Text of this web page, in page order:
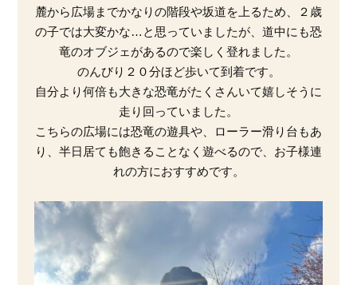
麓から広場までかなりの階段や坂道を上るため、２歳
の子では大変かな…と思っていましたが、道中にも恐
竜のオブジェがあるので楽しく登れました。
のんびり２０分ほど歩いて到着です。
自分より何倍も大きな恐竜がたくさんいて嬉しそうに
走り回っていました。
こちらの広場には恐竜の遊具や、ローラー滑り台もあ
り、半日居ても飽きることなく遊べるので、お子様連
れの方におすすめです。